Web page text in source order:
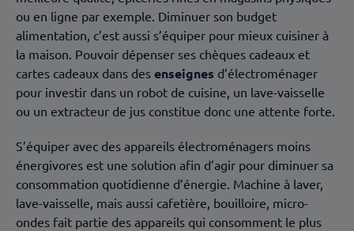
ou en ligne par exemple. Diminuer son budget
alimentation, c’est aussi s’équiper pour mieux cuisiner à
la maison. Pouvoir dépenser ses chèques cadeaux et
cartes cadeaux dans des enseignes d’électroménager
pour investir dans un robot de cuisine, un lave-vaisselle
ou un extracteur de jus constitue donc une attente forte.
S’équiper avec des appareils électroménagers moins
énergivores est une solution afin d’agir pour diminuer sa
consommation quotidienne d’énergie. Machine à laver,
lave-vaisselle, mais aussi cafetière, bouilloire, micro-
ondes fait partie des appareils qui consomment le plus